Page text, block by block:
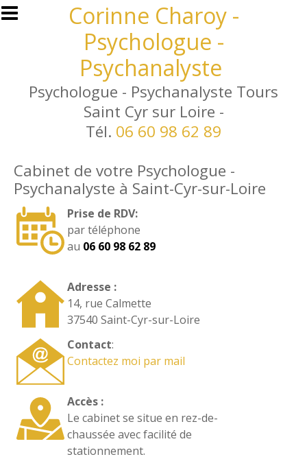
Aller au contenu principalCorinne Charoy -
Psychologue -
Psychanalyste
Psychologue - Psychanalyste Tours
Saint Cyr sur Loire -
Tél. 06 60 98 62 89
Cabinet de votre Psychologue -
Psychanalyste à Saint-Cyr-sur-Loire
Prise de RDV:
par téléphone
au 06 60 98 62 89
Adresse :
14, rue Calmette
37540 Saint-Cyr-sur-Loire
Contact:
Contactez moi par mail
Accès :
Le cabinet se situe en rez-de-
chaussée avec facilité de
stationnement.